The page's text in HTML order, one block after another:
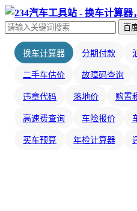
百
换车计算器 分期付款
二手车估价 故障码查询
违章代码 落地价 购置
高速费查询 车险报价
买车预算 年检计算器